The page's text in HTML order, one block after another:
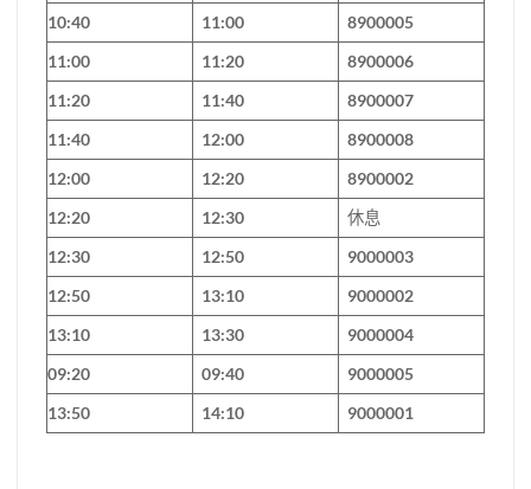
10:40
11:00
8900005
11:00
11:20
8900006
11:20
11:40
8900007
11:40
12:00
8900008
12:00
12:20
8900002
12:20
12:30
休息
12:30
12:50
9000003
12:50
13:10
9000002
13:10
13:30
9000004
09:20
09:40
9000005
13:50
14:10 9000001